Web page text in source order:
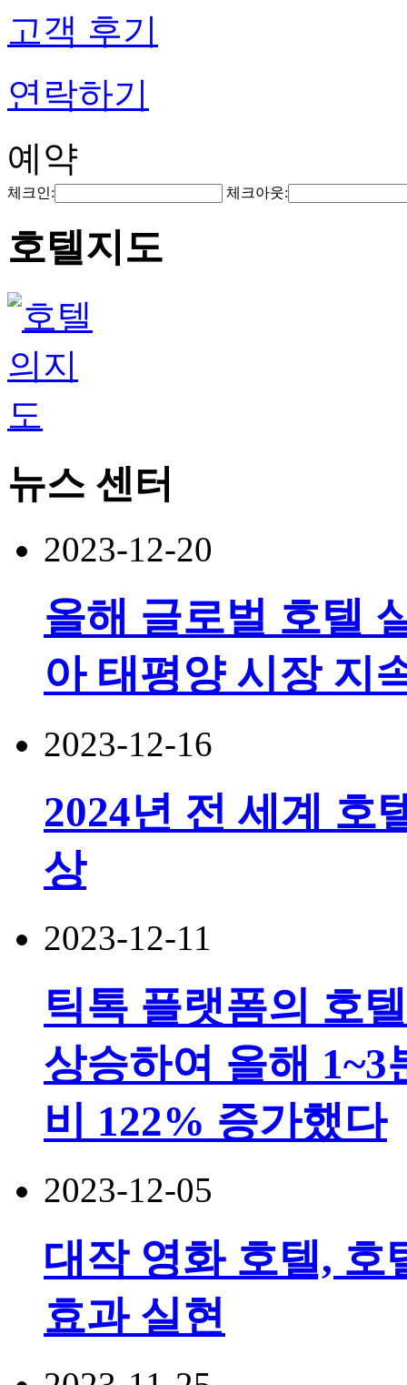
고객 후기
연락하기
예약
체크인: 체크아웃:
호텔지도
뉴스 센터
2023-12-20
올해 글로벌 호텔
아 태평양 시장 지
2023-12-16
2024년 전 세계 호
상
2023-12-11
틱톡 플랫폼의 호
상승하여 올해
비 122% 증가했다
2023-12-05
대작 영화 호텔, 호
효과 실현